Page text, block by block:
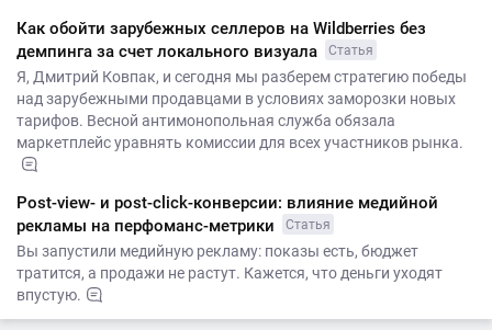
Как обойти зарубежных селлеров на Wildberries без
демпинга за счет локального визуала
Статья
Я, Дмитрий Ковпак, и сегодня мы разберем стратегию победы
над зарубежными продавцами в условиях заморозки новых
тарифов. Весной антимонопольная служба обязала
маркетплейс уравнять комиссии для всех участников рынка.
Post-view- и post-click-конверсии: влияние медийной
рекламы на перфоманс-метрики
Статья
Вы запустили медийную рекламу: показы есть, бюджет
тратится, а продажи не растут. Кажется, что деньги уходят
впустую.